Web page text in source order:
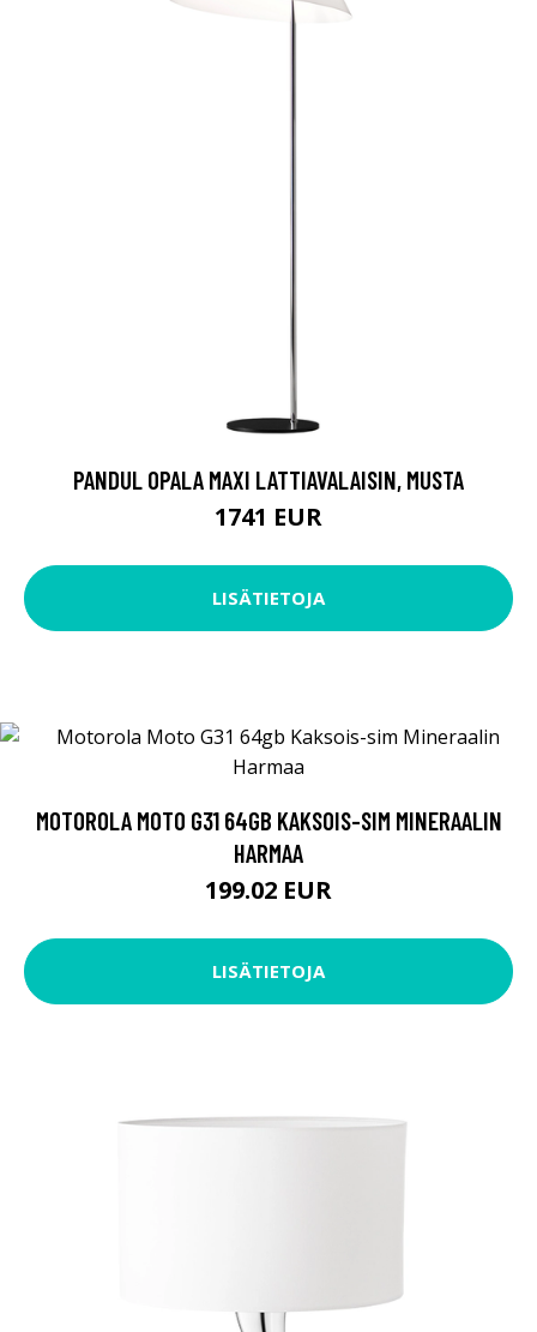
PANDUL OPALA MAXI LATTIAVALAISIN, MUSTA
1741 EUR
LISÄTIETOJA
MOTOROLA MOTO G31 64GB KAKSOIS-SIM MINERAALIN
HARMAA
199.02 EUR
LISÄTIETOJA